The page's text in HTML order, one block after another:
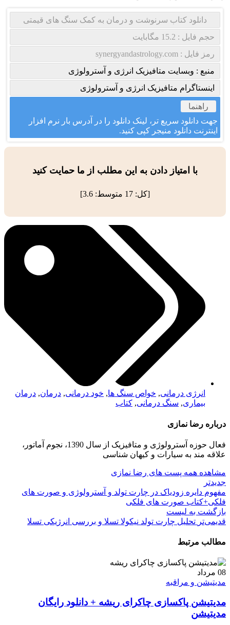
دانلود کتاب سرنوشت و درمان به کمک سنگ های قیمتی
حجم فایل : 15.2 مگابایت
رمز فایل : synergyandastrology.com
منبع : وبسایت متافیزیک انرژی و آسترولوژی
اینستاگرام متافیزیک انرژی و آسترولوژی
راهنما
جهت دانلود سریع تر، لینک دانلود را در آدرس بار نرم افزار
اینترنت دانلود منیجر کپی کنید.
با امتیاز دادن به این مطلب از ما حمایت کنید
[کل: 17 متوسط: 3.6
]
انرژی درمانی, خواص سنگ ها, خود درمانی, درمان, درمان
بیماری, سنگ درمانی, کتاب
درباره رضا نمازی
فعال حوزه آسترولوژی و متافیزیک از سال 1390، نجوم آماتور،
علاقه مند به سیارات و کیهان شناسی
مشاهده همه پست های رضا نمازی
جدیدتر
مفهوم دایره زودیاک در چارت تولد و آسترولوژی و صورت های
فلکی+کتاب صورت های فلکی
بازگشت بە لیست
قدیمی‌تر تحلیل چارت تولد نیکولا تسلا و بررسی انرژیکی تسلا
مطالب مرتبط
08 مرداد
مدیتیشن و مراقبه
مدیتیشن پاکسازی چاکرای ریشه + دانلود رایگان
مدیتیشن